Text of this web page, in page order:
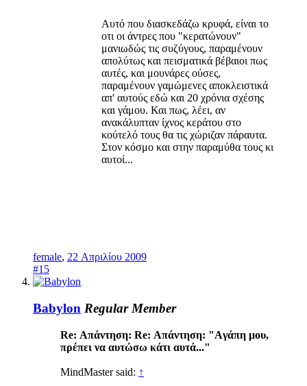
Αυτό που διασκεδάζω κρυφά, είναι το
οτι οι άντρες που "κερατώνουν"
μανιωδώς τις συζύγους, παραμένουν
απολύτως και πεισματικά βέβαιοι πως
αυτές, και μουνάρες ούσες,
παραμένουν γαμώμενες αποκλειστικά
απ' αυτούς εδώ και 20 χρόνια σχέσης
και γάμου. Και πως, λέει, αν
ανακάλυπταν ίχνος κεράτου στο
κούτελό τους θα τις χώριζαν πάραυτα.
Στον κόσμο και στην παραμύθα τους κι
αυτοί...
female, 22 Απριλίου 2009
#15
Babylon Regular Member
Re: Απάντηση: Re: Απάντηση: "Aγάπη μου,
πρέπει να αυτώσω κάτι αυτά..."
MindMaster said: ↑